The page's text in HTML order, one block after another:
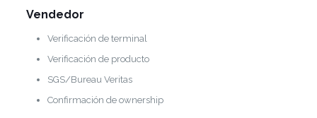
Vendedor
Verificación de terminal
Verificación de producto
SGS/Bureau Veritas
Confirmación de ownership